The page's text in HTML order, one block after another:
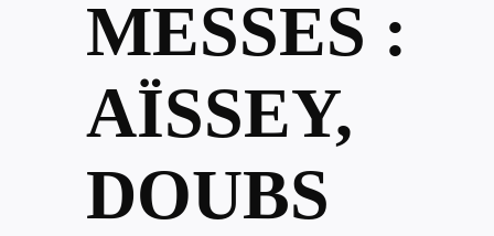
MESSES :
AÏSSEY,
DOUBS